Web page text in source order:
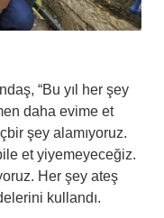
“Bu yıl her şey
daha evime et
şey alamıyoruz.
et yiyemeyeceğiz.
Her şey ateş
kullandı.